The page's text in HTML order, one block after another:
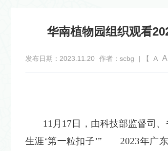
华南植物园组织观看
发布日期：2023.11.20 作者：scbg | 【 A A
11月17日，由科技部监督司、
生涯‘第一粒扣子’”——2023年广